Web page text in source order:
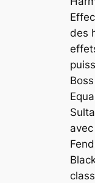
des